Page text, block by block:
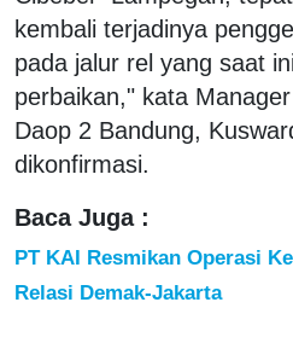
kembali terjadinya
pada jalur rel yang saat
perbaikan," kata
Daop 2 Bandung,
dikonfirmasi.
Baca Juga :
PT KAI Resmikan Operasi
Relasi Demak-Jakarta